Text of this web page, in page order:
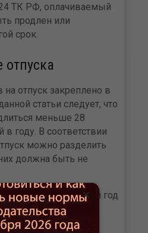
ТК РФ, оплачиваемый
продлен или
срок.
на отпуск закреплено в
статьи следует, что
меньше 28
году. В соответствии
можно разделить
должна быть не
на другой рабочий год
исключительных
на отдых в
×